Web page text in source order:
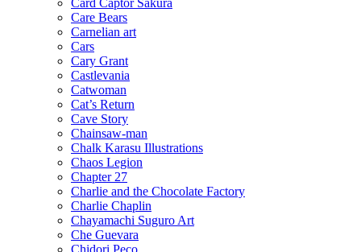
Card Captor Sakura
Care Bears
Carnelian art
Cars
Cary Grant
Castlevania
Catwoman
Cat’s Return
Cave Story
Chainsaw-man
Chalk Karasu Illustrations
Chaos Legion
Chapter 27
Charlie and the Chocolate Factory
Charlie Chaplin
Chayamachi Suguro Art
Che Guevara